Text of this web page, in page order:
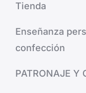
Tienda
Enseñanza
confección
PATRONAJE Y